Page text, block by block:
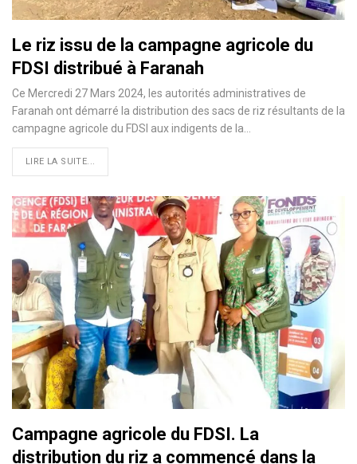
Le riz issu de la campagne agricole du
FDSI distribué à Faranah
Ce Mercredi 27 Mars 2024, les autorités administratives de
Faranah ont démarré la distribution des sacs de riz résultants de la
campagne agricole du FDSI aux indigents de la…
LIRE LA SUITE...
Campagne agricole du FDSI. La
distribution du riz a commencé dans la